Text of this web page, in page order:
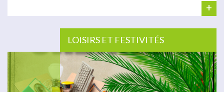
+
LOISIRS ET FESTIVITÉS